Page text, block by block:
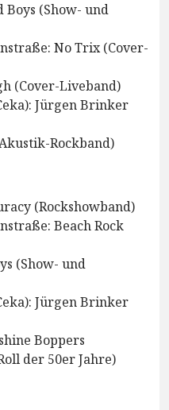
(Show- und
No Trix (Cover-
(Cover-Liveband)
Jürgen Brinker
Rockband)
(Rockshowband)
Beach Rock
(Show- und
Jürgen Brinker
Boppers
der 50er Jahre)